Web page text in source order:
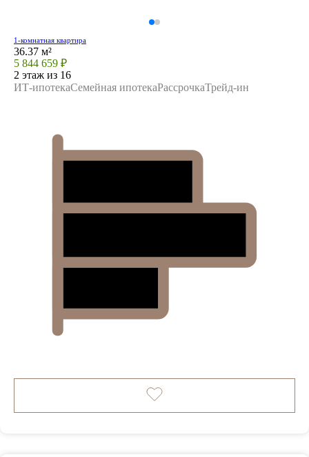
1-комнатная квартира
36.37 м²
5 844 659 ₽
2 этаж из 16
ИТ-ипотекаСемейная ипотекаРассрочкаТрейд-ин